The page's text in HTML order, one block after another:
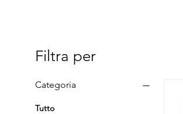
Filtra per
Categoria
Tutto